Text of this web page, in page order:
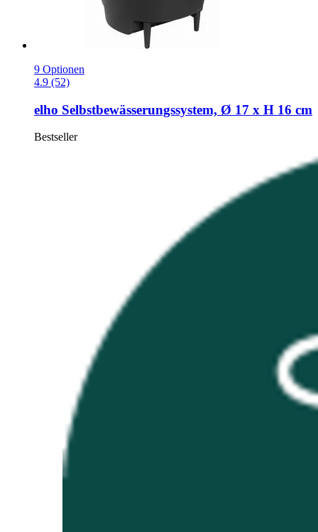
9 Optionen
4.9 (52)
elho Selbstbewässerungssystem, Ø 17 x H 16 cm
Bestseller